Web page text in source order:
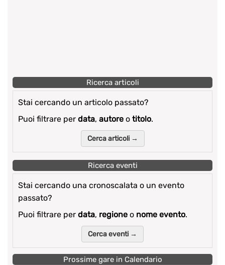
Ricerca articoli
Stai cercando un articolo passato?
Puoi filtrare per data, autore o titolo.
Cerca articoli →
Ricerca eventi
Stai cercando una cronoscalata o un evento
passato?
Puoi filtrare per data, regione o nome evento.
Cerca eventi →
Prossime gare in Calendario